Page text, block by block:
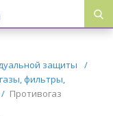
защиты
/
фильтры,
/ Противогаз